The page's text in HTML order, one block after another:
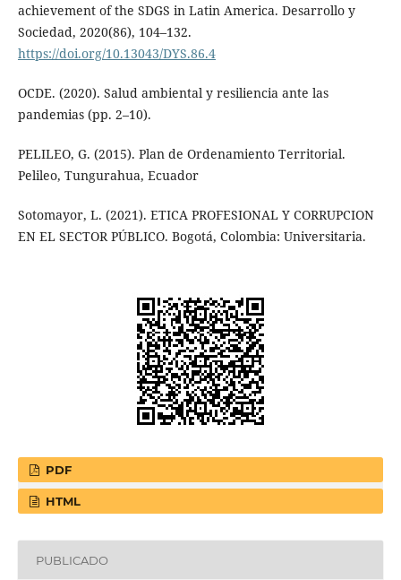
achievement of the SDGS in Latin America. Desarrollo y
Sociedad, 2020(86), 104–132.
https://doi.org/10.13043/DYS.86.4
OCDE. (2020). Salud ambiental y resiliencia ante las
pandemias (pp. 2–10).
PELILEO, G. (2015). Plan de Ordenamiento Territorial.
Pelileo, Tungurahua, Ecuador
Sotomayor, L. (2021). ETICA PROFESIONAL Y CORRUPCION
EN EL SECTOR PÚBLICO. Bogotá, Colombia: Universitaria.
PDF
HTML
PUBLICADO